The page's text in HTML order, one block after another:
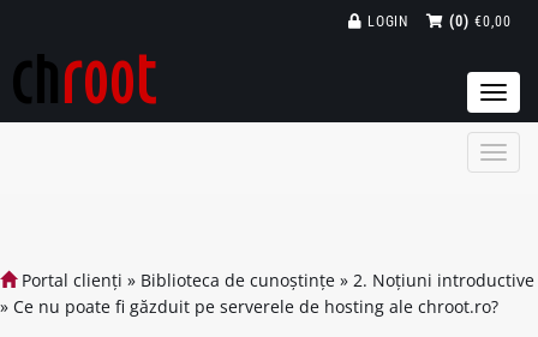
(0) €0,00
LOGIN
Portal clienți » Biblioteca de cunoștințe » 2. Noțiuni introductive
» Ce nu poate fi găzduit pe serverele de hosting ale chroot.ro?